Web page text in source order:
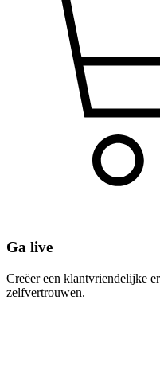
Ga live
Creëer een klantvriendelijke
zelfvertrouwen.